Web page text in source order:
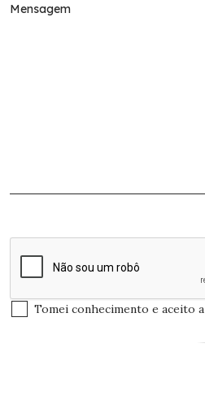
Tomei conhecimento e aceito a